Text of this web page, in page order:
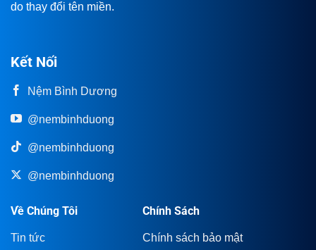
do thay đổi tên miền.
Kết Nối
Nệm Bình Dương
@nembinhduong
@nembinhduong
@nembinhduong
Về Chúng Tôi
Tin tức
Chính Sách
Chính sách bảo mật